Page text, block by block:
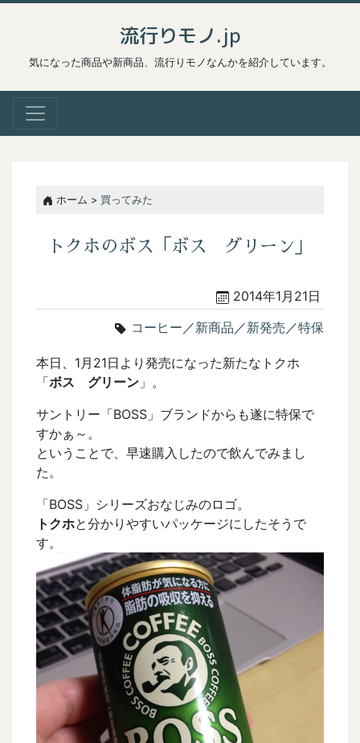
流行りモノ.jp
気になった商品や新商品、流行りモノなんかを紹介しています。
ホーム > 買ってみた
トクホのボス「ボス グリーン」
2014年1月21日
コーヒー ／新商品 ／新発売 ／特保
本日、1月21日より発売になった新たなトクホ
「ボス グリーン 」。
サントリー「BOSS」ブランドからも遂に特保で
すかぁ～。
ということで、早速購入したので飲んでみまし
た。
「BOSS」シリーズおなじみのロゴ。
トクホと分かりやすいパッケージにしたそうで
す。